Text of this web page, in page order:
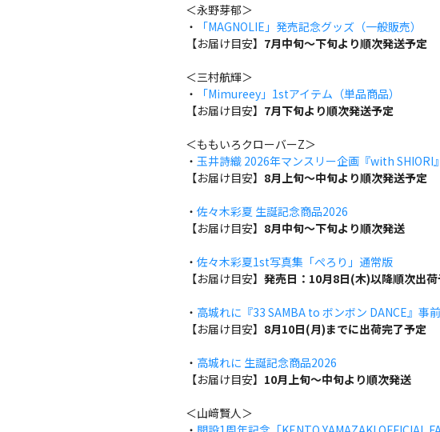
＜永野芽郁＞
・
「MAGNOLIE」発売記念グッズ（一般販売）
【お届け目安】 7月中旬～下旬より順次発送予定
＜三村航輝＞
・
「Mimureey」1stアイテム（単品商品）
【お届け目安】 7月下旬より順次発送予定
＜ももいろクローバーZ＞
・ 玉井詩織 2026年マンスリー企画『with SHIORI
【お届け目安】 8月上旬～中旬より順次発送予定
・ 佐々木彩夏 生誕記念商品2026
【お届け目安】 8月中旬～下旬より順次発送
・ 佐々木彩夏1st写真集「ぺろり」通常版
【お届け目安】 発売日：10月8日(木)以降順次出
・ 高城れに『33 SAMBA to ボンボン DANCE』事
【お届け目安】 8月10日(月)までに出荷完了予定
・ 高城れに 生誕記念商品2026
【お届け目安】 10月上旬～中旬より順次発送
＜山﨑賢人＞